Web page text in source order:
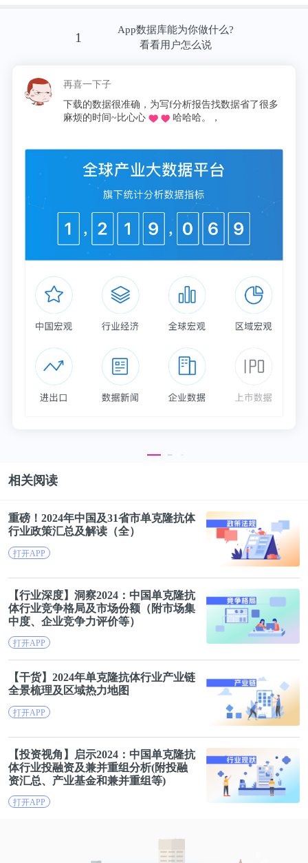
1
App数据库能为你做什么?
看看用户怎么说
再喜一下子
下载的数据很准确，为写f分析报告找数据省了很多
麻烦的时间~比心心
哈哈哈。，
相关阅读
重磅！2024年中国及31省市单克隆抗体
行业政策汇总及解读（全）
打开APP
【行业深度】洞察2024：中国单克隆抗
体行业竞争格局及市场份额（附市场集
中度、企业竞争力评价等）
打开APP
【干货】2024年单克隆抗体行业产业链
全景梳理及区域热力地图
打开APP
【投资视角】启示2024：中国单克隆抗
体行业投融资及兼并重组分析(附投融
资汇总、产业基金和兼并重组等)
打开APP